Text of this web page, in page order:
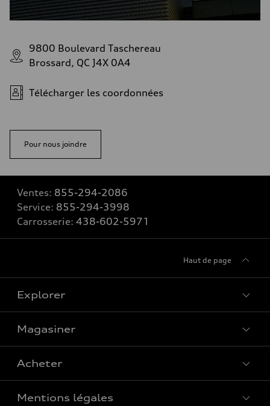
9800 Boulevard Taschereau
Brossard, QC J4X 0A4
Télécharger les coordonnées
Pour nous joindre
Ventes: 855-294-2086
Service: 855-294-3998
Carrosserie: 438-602-5971
Haut de page
Explorer
Magasiner
Acheter
Mentions légales